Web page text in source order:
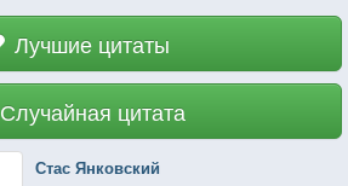
Лучшие цитаты
Случайная цитата
Стас Янковский